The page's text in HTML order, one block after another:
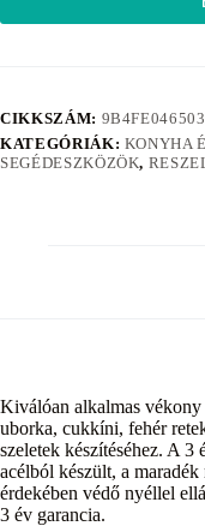
CIKKSZÁM:
KATEGÓRIÁK: KONYHA
SEGÉDESZKÖZÖK,
Kiválóan alkalmas vékony
uborka, cukkíni, fehér
szeletek készítéséhez. A 3
acélból készült, a
érdekében védő nyéllel
3 év garancia.